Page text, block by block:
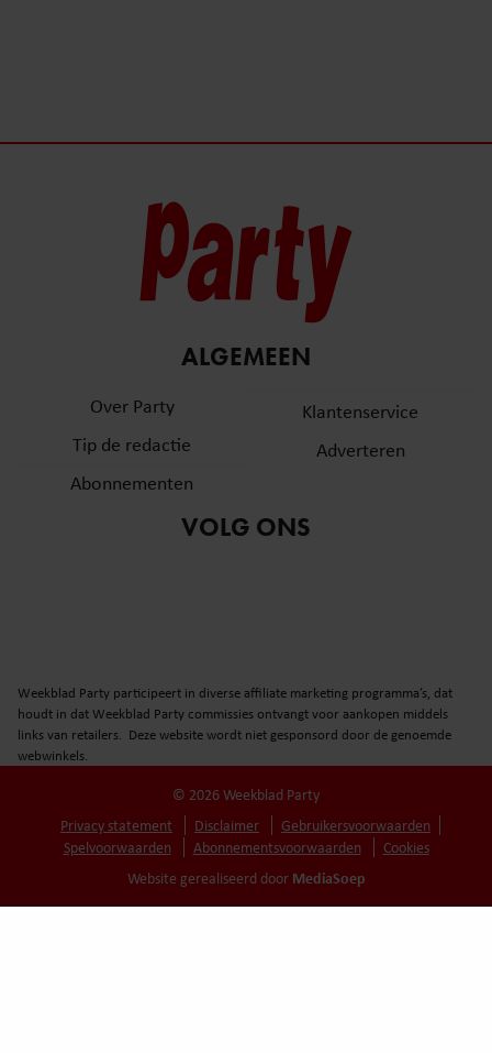
ALGEMEEN
Over Party
Tip de redactie
Abonnementen
Klantenservice
Adverteren
VOLG ONS
Weekblad Party participeert in diverse affiliate marketing programma’s, dat
houdt in dat Weekblad Party commissies ontvangt voor aankopen middels
links van retailers. Deze website wordt niet gesponsord door de genoemde
webwinkels.
© 2026 Weekblad Party
Privacy statement
Disclaimer
Gebruikersvoorwaarden
Spelvoorwaarden
Abonnementsvoorwaarden
Cookies
Website gerealiseerd door MediaSoep